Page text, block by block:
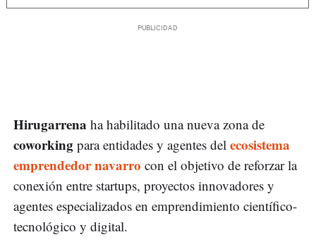
Hirugarrena ha habilitado una nueva zona de
coworking para entidades y agentes del ecosistema
emprendedor navarro con el objetivo de reforzar la
conexión entre startups, proyectos innovadores y
agentes especializados en emprendimiento científico-
tecnológico y digital.